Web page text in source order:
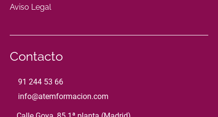
Aviso Legal
Contacto
91 244 53 66
info@atemformacion.com